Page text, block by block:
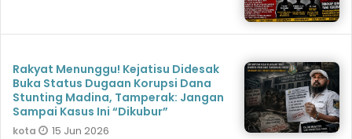
Rakyat Menunggu! Kejatisu Didesak
Buka Status Dugaan Korupsi Dana
Stunting Madina, Tamperak: Jangan
Sampai Kasus Ini “Dikubur”
kota 15 Jun 2026